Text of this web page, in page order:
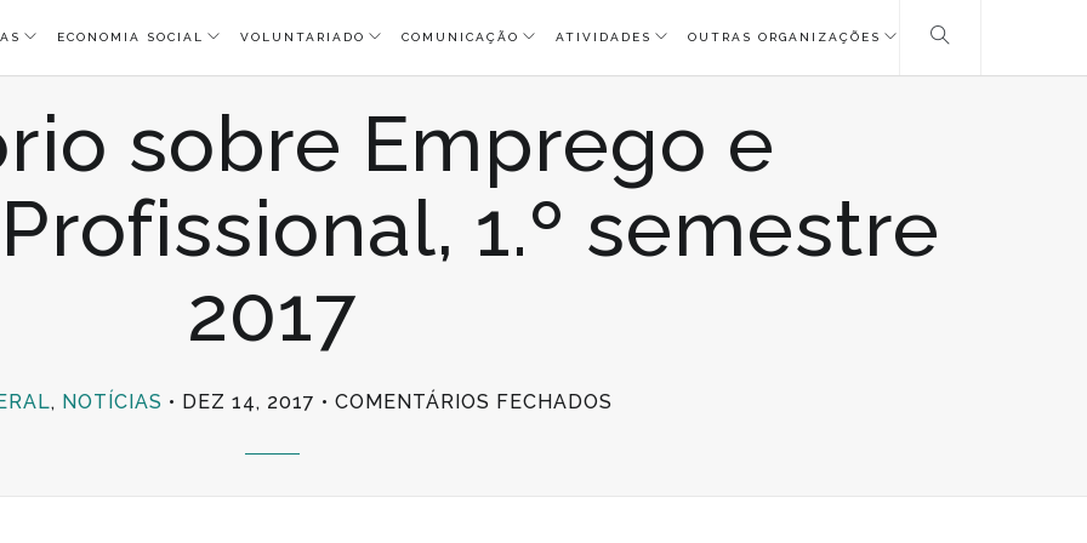
ECONOMIA SOCIAL VOLUNTARIADO COMUNICAÇÃO ATIVIDADES OUTRAS ORGANIZAÇÕES
sobre Emprego e
1.º semestre
2017
, NOTÍCIAS DEZ 14, 2017 COMENTÁRIOS FECHADOS